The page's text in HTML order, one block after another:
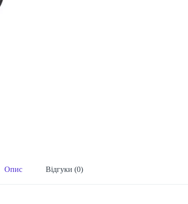
Опис Відгуки (0)